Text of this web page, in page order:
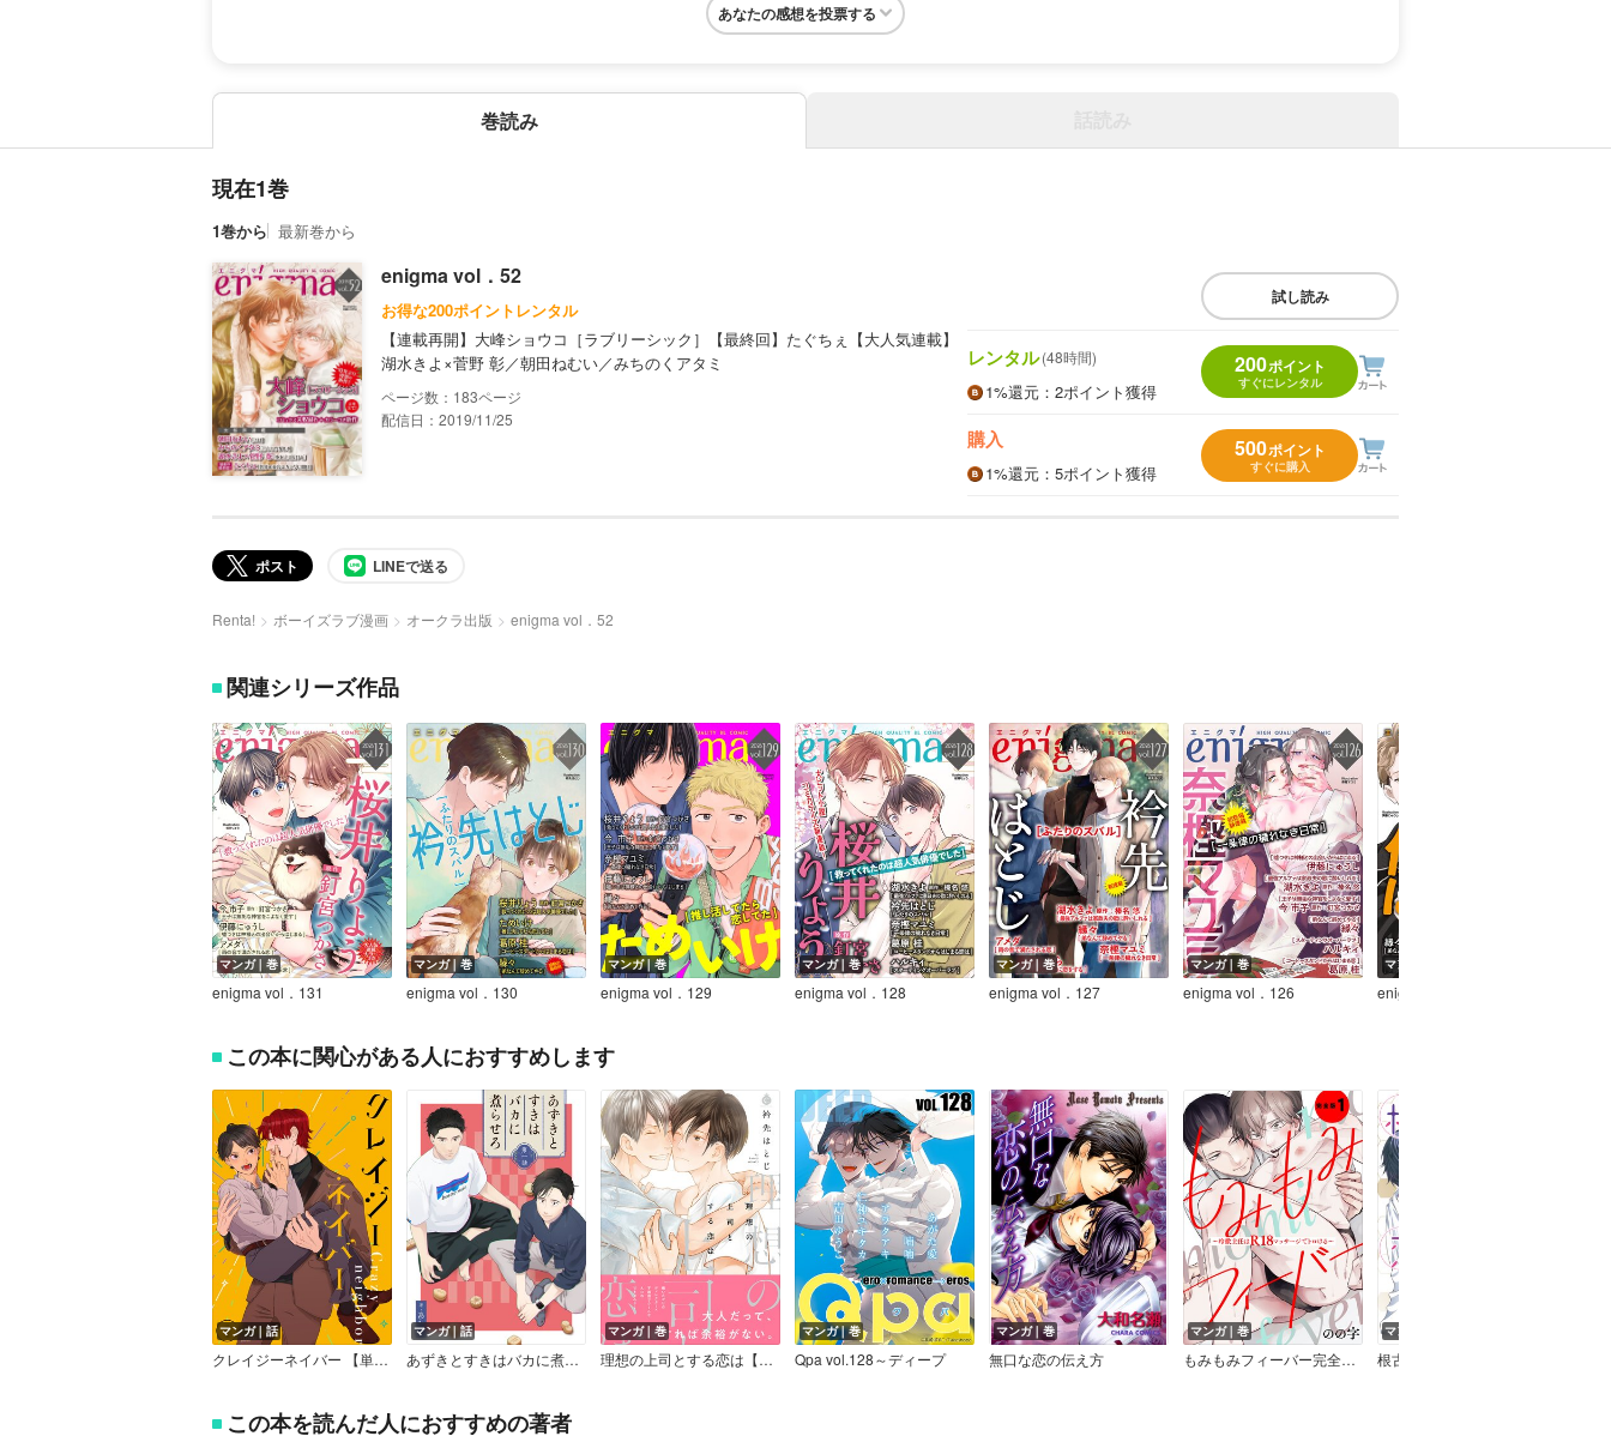
あなたの感想を投票する
巻読み
現在1巻
1巻から 最新巻から
enigma vol．52
お得な200ポイントレンタル
【連載再開】大峰ショウコ［ラブリーシック］【最終回】たぐちぇ【大人気連載】
湖水きよ×菅野 彰／朝田ねむい／みちのくアタミ
183
配信日：2019/11/25
試し読み
レンタル(48時間)
1%還元 ：2ポイント獲得
200ポイント
すぐにレンタル
購入
1%還元 ：5ポイント獲得
500ポイント
すぐに購入
ポスト LINEで送る
Renta! ボーイズラブ漫画 オークラ出版 enigma vol．52
関連シリーズ作品
マンガ｜巻
enigma vol．131
マンガ｜巻
enigma vol．130
マンガ｜巻
enigma vol．129
マンガ｜巻
enigma vol．128
マンガ｜巻
enigma vol．127
マンガ｜巻
enigma vol．126
マンガ｜巻
enigma vol．125
この本に関心がある人におすすめします
マンガ｜話
クレイジーネイバー 【単話】
マンガ｜話
あずきとすきはバカに煮らせろ 【単話】
マンガ｜巻
理想の上司とする恋は【特典付き】
マンガ｜巻
Qpa vol.128～ディープ
マンガ｜巻
無口な恋の伝え方
マンガ｜巻
もみもみフィーバー完全版～冷徹主任はR18マッサージでトロける～【特典ペーパー付】
マンガ｜巻
根古谷くんの恋愛観察
この本を読んだ人におすすめの著者